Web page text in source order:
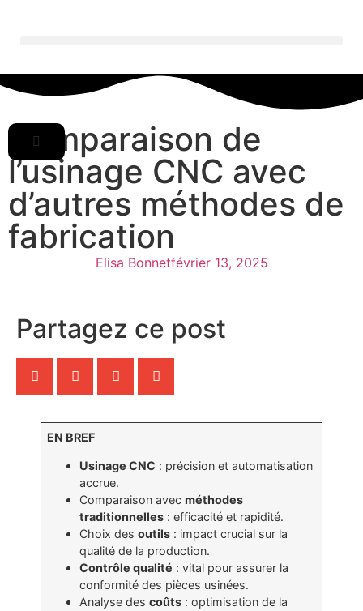
Comparaison de
l’usinage CNC avec
d’autres méthodes de
fabrication
Elisa Bonnetfévrier 13, 2025
Partagez ce post
EN BREF
Usinage CNC : précision et automatisation
accrue.
Comparaison avecméthodes
traditionnelles : efficacité et rapidité.
Choix desoutils : impact crucial sur la
qualité de la production.
Contrôle qualité : vital pour assurer la
conformité des pièces usinées.
Analyse descoûts : optimisation de la